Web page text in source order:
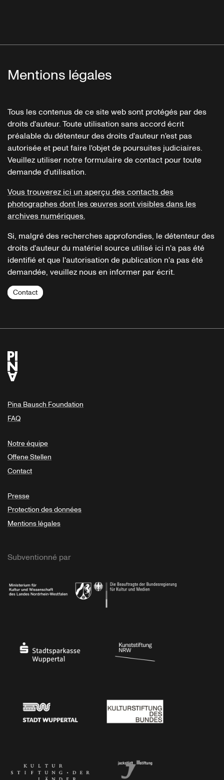
Mentions légales
Tous les contenus de ce site web sont protégés par des
droits d'auteur. Toute utilisation sans accord écrit
préalable du détenteur des droits d'auteur n'est pas
autorisée et peut faire l'objet de poursuites judiciaires.
Veuillez utiliser notre formulaire de contact pour toute
demande d'utilisation.
Vous trouverez ici un aperçu des contacts des
photographes dont les œuvres sont visibles dans les
archives numériques.
Si, malgré des recherches approfondies, le détenteur des
droits d'auteur du matériel source utilisé ici n'a pas été
identifié et que l'autorisation de publication n'a pas été
demandée, veuillez nous en informer par écrit.
Contact
Pina Bausch Foundation
FAQ
Notre équipe
Offene Stellen
Contact
Presse
Protection des données
Mentions légales
Subventionné par